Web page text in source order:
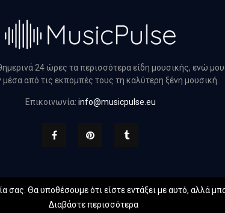
24 ώρες τα περισσότερα είδη μουσικής, ενώ
μέσα από τις εκπομπές τους τη καλύτερη ξένη μουσική.
Επικοινωνία: info@musicpulse.eu
All Right Reserved. Designed and Developed byWeb
Θα υποθέσουμε ότι είστε εντάξει με αυτό, αλλά
Διαβάστε περισσότερα